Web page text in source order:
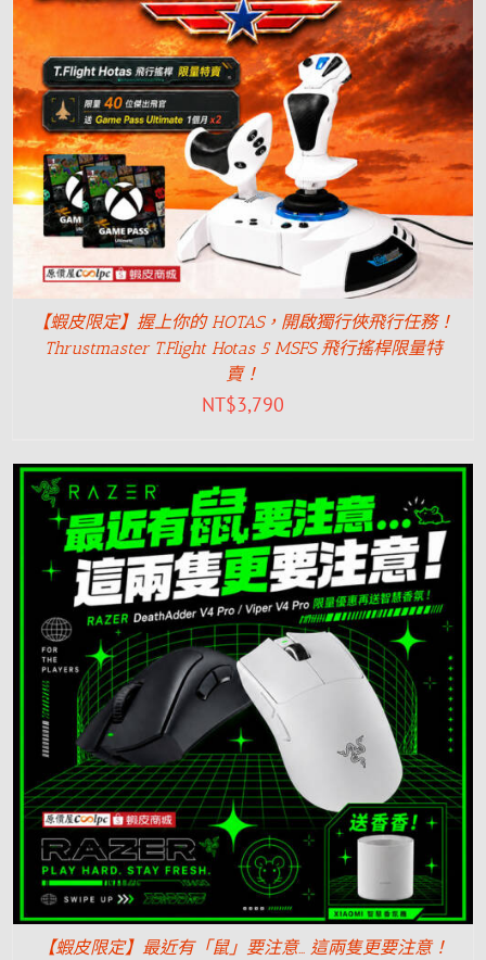
【蝦皮限定】握上你的 HOTAS，開啟獨行俠飛行任務！
Thrustmaster T.Flight Hotas 5 MSFS 飛行搖桿限量特
賣！
NT$3,790
【蝦皮限定】最近有「鼠」要注意… 這兩隻更要注意！